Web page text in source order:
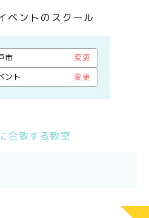
ベントのスクール
市
変更
ント 変更
合致する教室